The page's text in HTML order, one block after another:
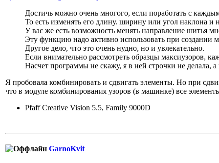
Достичь можно очень многого, если поработать с
То есть изменять его длину. ширину или угол наклона и
У вас же есть возможность менять направление шитья
Эту функцию надо активно использовать при создании
Другое дело, что это очень нудно, но и увлекательно.
Если внимательно рассмотреть образцы максиузоров,
Насчет программы не скажу, я в ней строчки не делала,
Я пробовала комбинировать и сдвигать элементы. Но при
что в модуле комбинирования узоров (в машинке) все
Pfaff Creative Vision 5.5, Family 9000D
GarnoKvit